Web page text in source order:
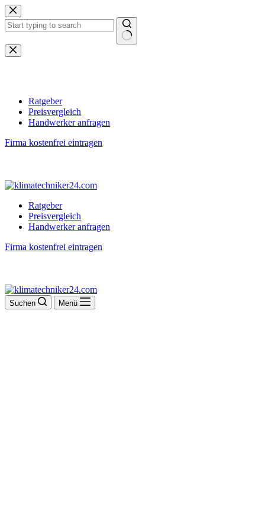
Zum
Inhalt
springen
Keine
Ergebnisse
Ratgeber
Preisvergleich
Handwerker anfragen
Firma kostenfrei eintragen
Ratgeber
Preisvergleich
Handwerker anfragen
Firma kostenfrei eintragen
Suchen Menü